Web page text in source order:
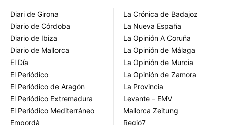
Diari de Girona
Diario de Córdoba
Diario de Ibiza
Diario de Mallorca
El Día
El Periódico
El Periódico de Aragón
El Periódico Extremadura
El Periódico Mediterráneo
Empordà
La Crónica de Badajoz
La Nueva España
La Opinión A Coruña
La Opinión de Málaga
La Opinión de Murcia
La Opinión de Zamora
La Provincia
Levante – EMV
Mallorca Zeitung
Regió7